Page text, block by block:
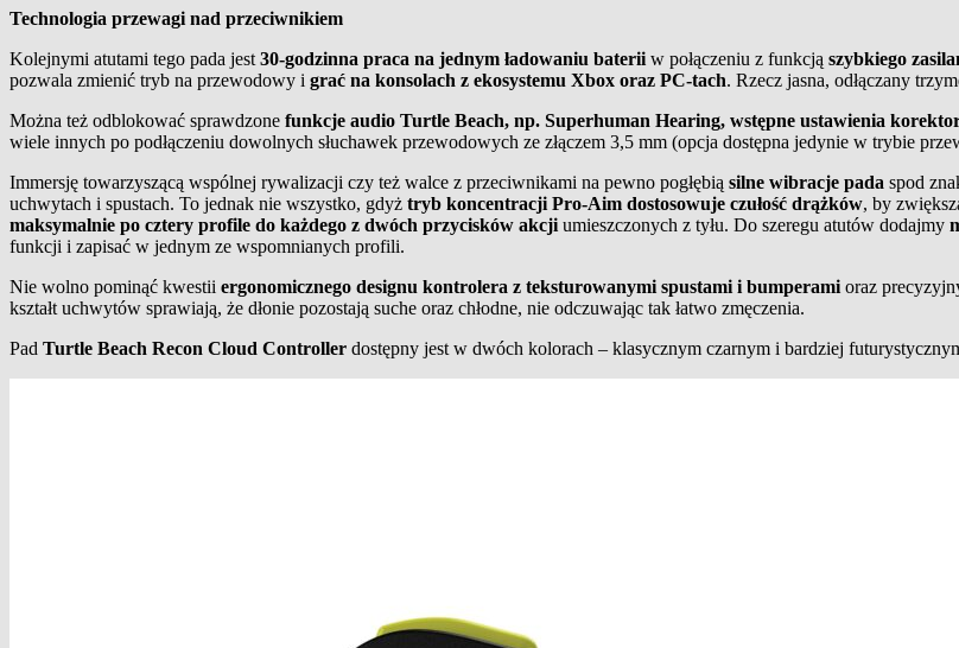
Technologia przewagi nad przeciwnikiem
Kolejnymi atutami tego pada jest 30-godzinna praca na jednym ładowaniu baterii w połączeniu z funkcją szybkiego
pozwala zmienić tryb na przewodowy i grać na konsolach z ekosystemu Xbox oraz PC-tach. Rzecz jasna, odłączany
Można też odblokować sprawdzone funkcje audio Turtle Beach, np. Superhuman Hearing, wstępne ustawienia
wiele innych po podłączeniu dowolnych słuchawek przewodowych ze złączem 3,5 mm (opcja dostępna jedynie w trybie
Immersję towarzyszącą wspólnej rywalizacji czy też walce z przeciwnikami na pewno pogłębią silne wibracje pada spod
uchwytach i spustach. To jednak nie wszystko, gdyż tryb koncentracji Pro-Aim dostosowuje czułość drążków, by
maksymalnie po cztery profile do każdego z dwóch przycisków akcji umieszczonych z tyłu. Do szeregu atutów dodajmy
funkcji i zapisać w jednym ze wspomnianych profili.
Nie wolno pominąć kwestii ergonomicznego designu kontrolera z teksturowanymi spustami i bumperami oraz
kształt uchwytów sprawiają, że dłonie pozostają suche oraz chłodne, nie odczuwając tak łatwo zmęczenia.
Pad Turtle Beach Recon Cloud Controller dostępny jest w dwóch kolorach – klasycznym czarnym i bardziej